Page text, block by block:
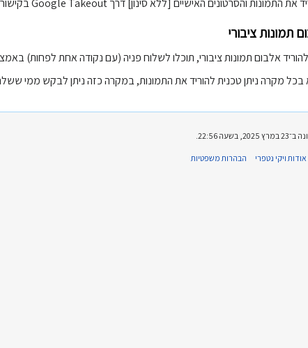
תמונות ציבורי
אלבום תמונות ציבורי, תוכלו לשלוח פניה (עם נקודה אחת לפחות)
מקרה ניתן טכנית להוריד את התמונות, במקרה כזה ניתן לבקש ממי
22:56.
אודות ויקי נטפרי הבהרות משפטיות